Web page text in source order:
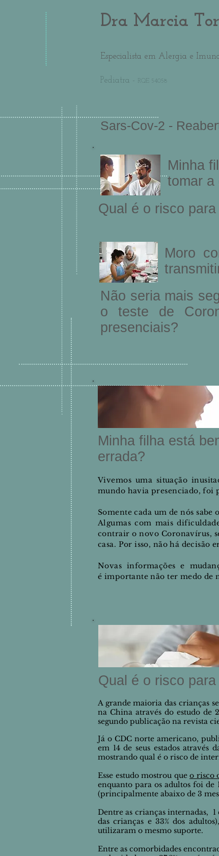
Dra Marcia
Especialista em Alergia e
Pediatra - RQE 54058
Sars-Cov-2 -
Minha
tomar a
Qual é o risco
Moro
Não seria mais
o teste de
presenciais?
Minha filha está
errada?
Vivemos uma situação
mundo havia presenciado, foi
Somente cada um de nós
Algumas com mais
contrair o novo Coronavírus,
casa. Por isso, não há decisão
Novas informações e
é importante não ter medo de
Qual é o risco
A grande maioria das crianças
na China através do estudo de
segundo publicação na revista
Já o CDC norte americano,
em 14 de seus estados
mostrando qual é o risco de
Esse estudo mostrou que o risco
enquanto para os adultos foi de
(principalmente abaixo de 3
Dentre as crianças internadas,
das crianças e 33% dos
utilizaram o mesmo suporte.
Entre as comorbidades